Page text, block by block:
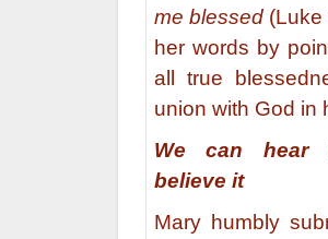
me blessed (Luke
her words by
all true
union with God in
We can hear
believe it
Mary humbly